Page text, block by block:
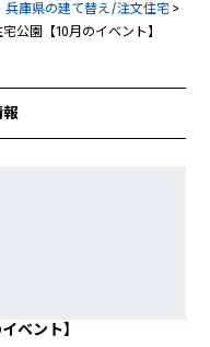
兵庫県の建て替え/注文住宅 >
公園【10月のイベント】
報
ベント】